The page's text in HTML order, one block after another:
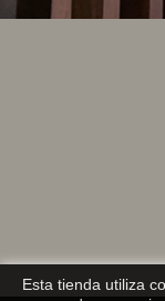
Esta tienda utiliza